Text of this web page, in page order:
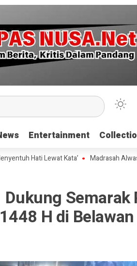
Entertainment
Entertainment
Lewat Kata’ Madrasah Alwashliyah
Semarak
H di Belawan